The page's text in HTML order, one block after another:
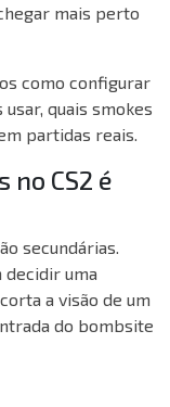
mais perto
como configurar
quais smokes
partidas reais.
no CS2 é
secundárias.
uma
a visão de um
do bombsite